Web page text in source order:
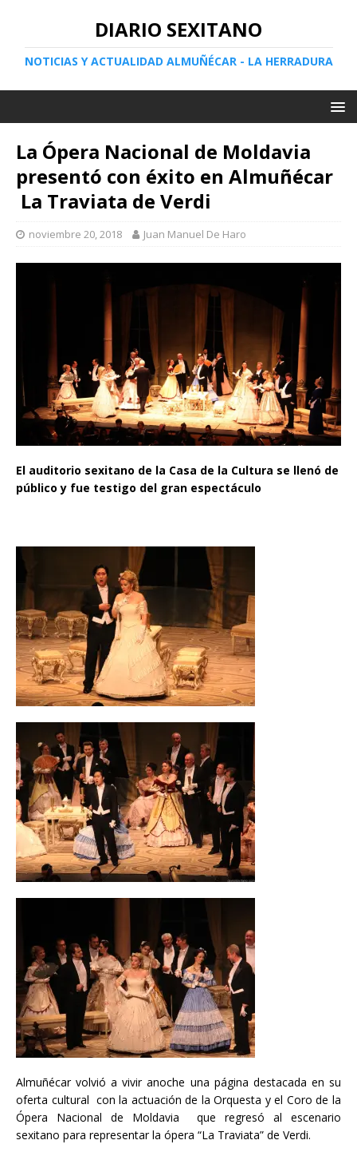
DIARIO SEXITANO
NOTICIAS Y ACTUALIDAD ALMUÑÉCAR - LA HERRADURA
La Ópera Nacional de Moldavia
presentó con éxito en Almuñécar
La Traviata de Verdi
noviembre 20, 2018 Juan Manuel De Haro
El auditorio sexitano de la Casa de la Cultura se llenó de
público y fue testigo del gran espectáculo
Almuñécar volvió a vivir anoche una página destacada en su
oferta cultural con la actuación de la Orquesta y el Coro de la
Ópera Nacional de Moldavia que regresó al escenario
sexitano para representar la ópera “La Traviata” de Verdi.